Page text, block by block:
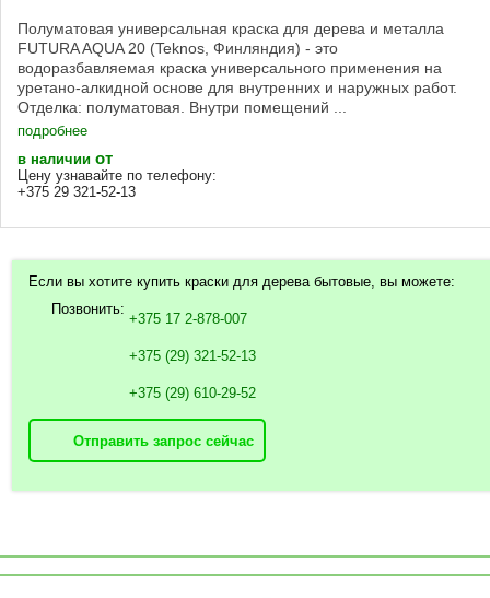
Полуматовая универсальная краска для дерева и металла
FUTURA AQUA 20 (Teknos, Финляндия) - это
водоразбавляемая краска универсального применения на
уретано-алкидной основе для внутренних и наружных работ.
Отделка: полуматовая. Внутри помещений ...
подробнее
в наличии от
Цену узнавайте по телефону:
+375 29 321-52-13
Если вы хотите купить краски для дерева бытовые, вы можете:
Позвонить:
+375 17 2-878-007
+375 (29) 321-52-13
+375 (29) 610-29-52
Отправить запрос сейчас